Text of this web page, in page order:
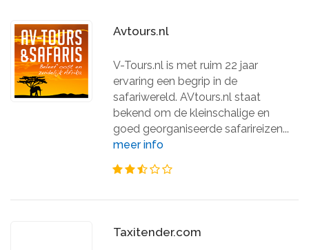
Avtours.nl
V-Tours.nl is met ruim 22 jaar
ervaring een begrip in de
safariwereld. AVtours.nl staat
bekend om de kleinschalige en
goed georganiseerde safarireizen...
meer info
Taxitender.com